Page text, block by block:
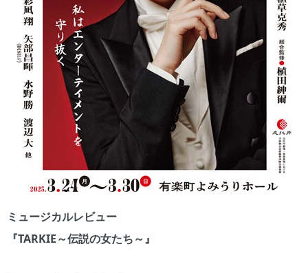
ミュージカルレビュー
『TARKIE～伝説の女たち～』